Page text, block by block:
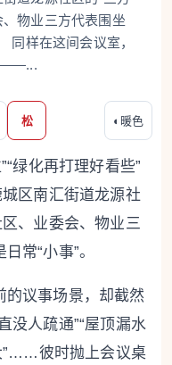
物业三方代表围坐
同样在这间会议室，
——...
松 ◐ 暖色
化再打理好看些”
区南汇街道龙源社
、业委会、物业三
常“小事”。
议事场景，却截然
人疏通”“屋顶漏水
”……彼时抛上会议桌